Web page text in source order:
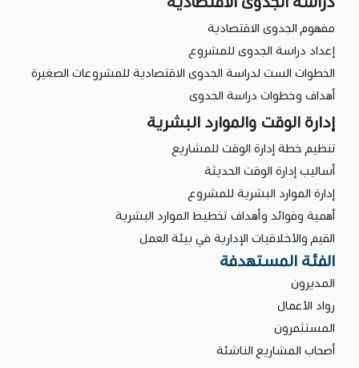
مفهوم الجدوى الاقتصادية
إعداد دراسة الجدوى للمشروع
الخطوات الست لدراسة الجدوى الاقتصادية للمشروعات الصغيرة
أهداف وخطوات دراسة الجدوى
إدارة الوقت والموارد البشرية
تنظيم خطة إدارة الوقت للمشاريع
أساليب إدارة الوقت الحديثة
إدارة الموارد البشرية للمشروع
أهمية وفوائد وأهداف تخطيط الموارد البشرية
القيم والأخلاقيات الإدارية في بيئة العمل
الفئة المستهدفة
المديرون
رواد الأعمال
المستثمرون
أصحاب المشاريع الناشئة